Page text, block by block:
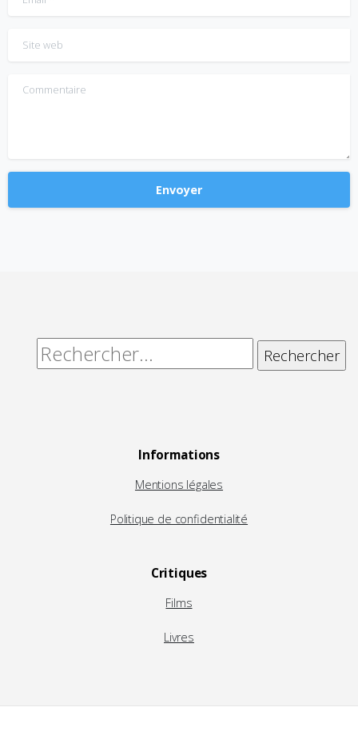
Site web
Commentaire
Rechercher :
Informations
Mentions légales
Politique de confidentialité
Critiques
Films
Livres